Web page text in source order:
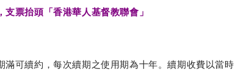
票抬頭「香港華人基督教聯會」
滿可續約，每次續期之使用期為十年。續期收費以當時